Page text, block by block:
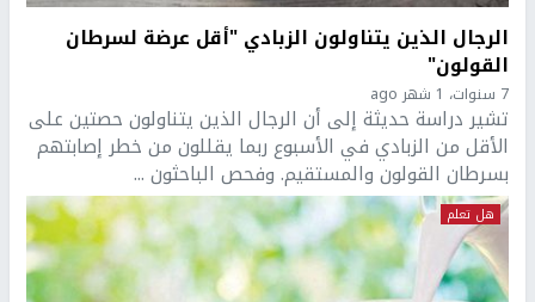
الرجال الذين يتناولون الزبادي "أقل عرضة لسرطان
القولون"
7 سنوات، 1 شهر ago
تشير دراسة حديثة إلى أن الرجال الذين يتناولون حصتين على
الأقل من الزبادي في الأسبوع ربما يقللون من خطر إصابتهم
بسرطان القولون والمستقيم. وفحص الباحثون ...
هل تعلم